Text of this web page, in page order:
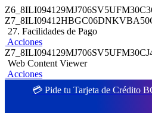
27. Facilidades de Pago
Acciones
Web Content Viewer
Acciones
💳 Pide tu Tarjeta de Crédito